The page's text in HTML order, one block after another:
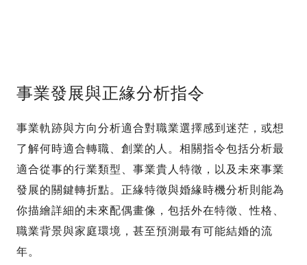
事業發展與正緣分析指令
事業軌跡與方向分析適合對職業選擇感到迷茫，或想
了解何時適合轉職、創業的人。相關指令包括分析最
適合從事的行業類型、事業貴人特徵，以及未來事業
發展的關鍵轉折點。正緣特徵與婚緣時機分析則能為
你描繪詳細的未來配偶畫像，包括外在特徵、性格、
職業背景與家庭環境，甚至預測最有可能結婚的流
年。